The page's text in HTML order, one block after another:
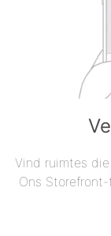
Vind ruimtes
Ons